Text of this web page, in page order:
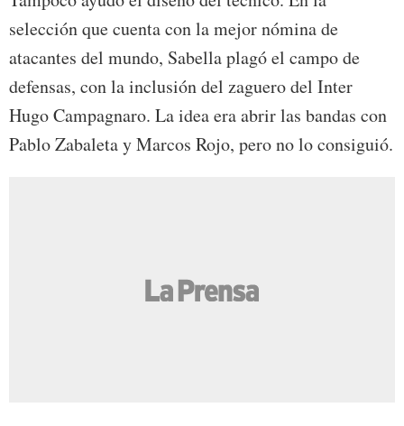
selección que cuenta con la mejor nómina de
atacantes del mundo, Sabella plagó el campo de
defensas, con la inclusión del zaguero del Inter
Hugo Campagnaro. La idea era abrir las bandas con
Pablo Zabaleta y Marcos Rojo, pero no lo consiguió.